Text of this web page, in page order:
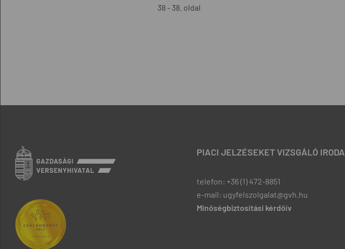
38 - 38. oldal
PIACI JELZÉSEKET VIZSGÁLÓ IRODA
telefon: +36 (1) 472-8851
e-mail: ugyfelszolgalat@gvh.hu
Minőségbiztosítási kérdőív